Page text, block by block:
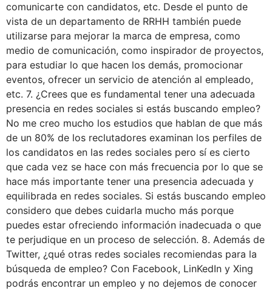
comunicarte con candidatos, etc. Desde el punto de
vista de un departamento de RRHH también puede
utilizarse para mejorar la marca de empresa, como
medio de comunicación, como inspirador de proyectos,
para estudiar lo que hacen los demás, promocionar
eventos, ofrecer un servicio de atención al empleado,
etc. 7. ¿Crees que es fundamental tener una adecuada
presencia en redes sociales si estás buscando empleo?
No me creo mucho los estudios que hablan de que más
de un 80% de los reclutadores examinan los perfiles de
los candidatos en las redes sociales pero sí es cierto
que cada vez se hace con más frecuencia por lo que se
hace más importante tener una presencia adecuada y
equilibrada en redes sociales. Si estás buscando empleo
considero que debes cuidarla mucho más porque
puedes estar ofreciendo información inadecuada o que
te perjudique en un proceso de selección. 8. Además de
Twitter, ¿qué otras redes sociales recomiendas para la
búsqueda de empleo? Con Facebook, LinKedIn y Xing
podrás encontrar un empleo y no dejemos de conocer